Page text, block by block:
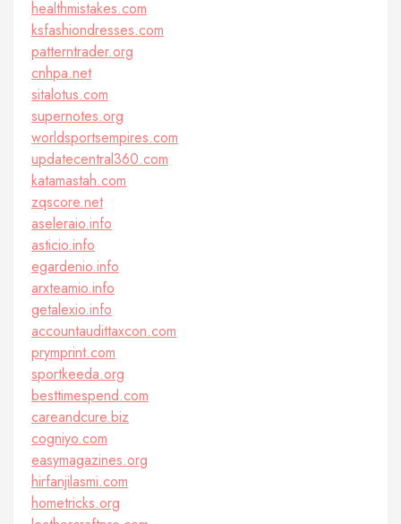
healthmistakes.com
ksfashiondresses.com
patterntrader.org
cnhpa.net
sitalotus.com
supernotes.org
worldsportsempires.com
updatecentral360.com
katamastah.com
zqscore.net
aseleraio.info
asticio.info
egardenio.info
arxteamio.info
getalexio.info
accountaudittaxcon.com
prymprint.com
sportkeeda.org
besttimespend.com
careandcure.biz
cogniyo.com
easymagazines.org
hirfanjilasmi.com
hometricks.org